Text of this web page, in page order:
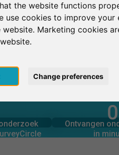
the website functions
use cookies to improve
website. Marketing cookies
Change preferences
Rennes Ynov Campus
via 0
Ontvangen
in
0
in